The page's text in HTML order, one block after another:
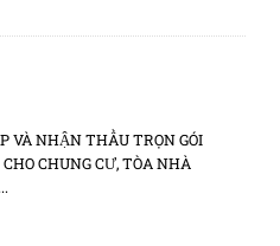
VÀ NHẬN THẦU TRỌN GÓI
CHUNG CƯ, TÒA NHÀ